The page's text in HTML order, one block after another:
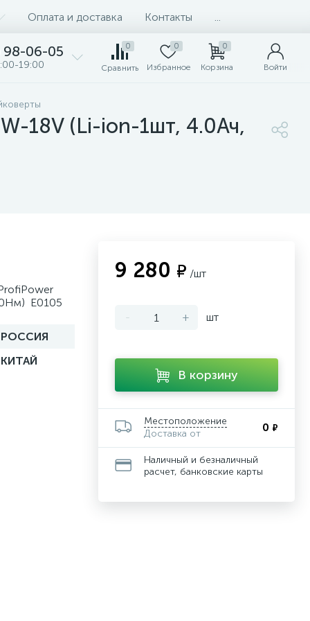
Оплата и доставка Контакты
98-06-05
19:00
0
Сравнить
0
Избранное
0
Корзина Войти
18V (Li-ion-1шт, 4.0Ач,
E0105
РОССИЯ
КИТАЙ
9 280 ₽ /шт
- + шт
В корзину
Местоположение
Доставка от
0 ₽
Наличный и безналичный
расчет, банковские карты